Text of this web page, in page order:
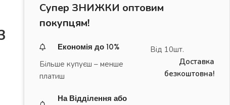
Супер ЗНИЖКИ оптовим
покупцям!
Економія до 10%
Більше купуєш – менше
платиш
Від 10шт.
Доставка
безкоштовна!
На Відділення або